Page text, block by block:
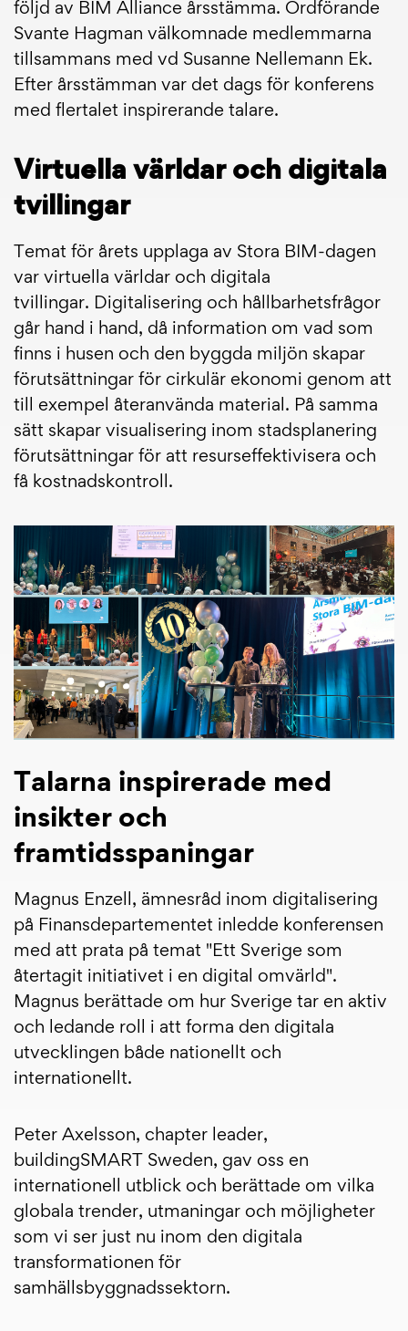
följd av BIM Alliance årsstämma. Ordförande
Svante Hagman välkomnade medlemmarna
tillsammans med vd Susanne Nellemann Ek.
Efter årsstämman var det dags för konferens
med flertalet inspirerande talare.
Virtuella världar och digitala
tvillingar
Temat för årets upplaga av Stora BIM-dagen
var virtuella världar och digitala
tvillingar. Digitalisering och hållbarhetsfrågor
går hand i hand, då information om vad som
finns i husen och den byggda miljön skapar
förutsättningar för cirkulär ekonomi genom att
till exempel återanvända material. På samma
sätt skapar visualisering inom stadsplanering
förutsättningar för att resurseffektivisera och
få kostnadskontroll.
Talarna inspirerade med
insikter och
framtidsspaningar
Magnus Enzell, ämnesråd inom digitalisering
på Finansdepartementet inledde konferensen
med att prata på temat "Ett Sverige som
återtagit initiativet i en digital omvärld".
Magnus berättade om hur Sverige tar en aktiv
och ledande roll i att forma den digitala
utvecklingen både nationellt och
internationellt.
Peter Axelsson, chapter leader,
buildingSMART Sweden, gav oss en
internationell utblick och berättade om vilka
globala trender, utmaningar och möjligheter
som vi ser just nu inom den digitala
transformationen för
samhällsbyggnadssektorn.